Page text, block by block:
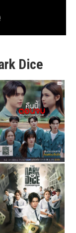
Dice